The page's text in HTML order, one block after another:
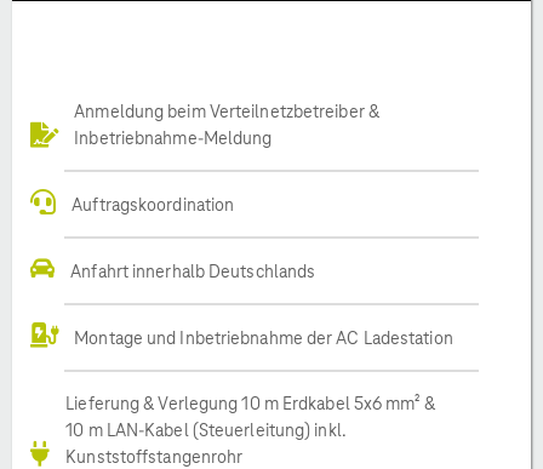
Anmeldung beim Verteilnetzbetreiber &
Inbetriebnahme-Meldung
Auftragskoordination
Anfahrt innerhalb Deutschlands
Montage und Inbetriebnahme der AC Ladestation
Lieferung & Verlegung 10 m Erdkabel 5x6 mm² &
10 m LAN-Kabel (Steuerleitung) inkl.
Kunststoffstangenrohr